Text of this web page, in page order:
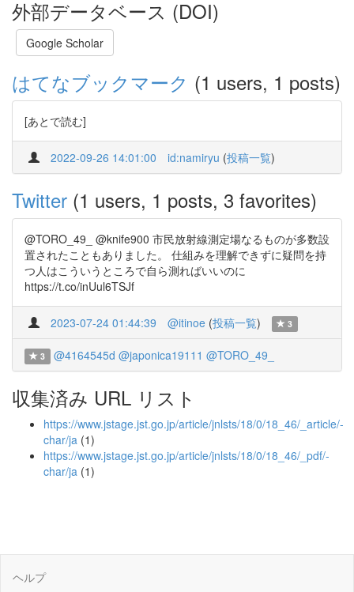
外部データベース (DOI)
Google Scholar
はてなブックマーク (1 users, 1 posts)
[あとで読む]
2022-09-26 14:01:00 id:namiryu (投稿一覧)
Twitter (1 users, 1 posts, 3 favorites)
@TORO_49_ @knife900 市民放射線測定場なるものが多数設
置されたこともありました。 仕組みを理解できずに疑問を持
つ人はこういうところで自ら測ればいいのに
https://t.co/inUul6TSJf
2023-07-24 01:44:39 @itinoe (投稿一覧) 3
3 @4164545d @japonica19111 @TORO_49_
収集済み URL リスト
https://www.jstage.jst.go.jp/article/jnlsts/18/0/18_46/_article/-
char/ja (1)
https://www.jstage.jst.go.jp/article/jnlsts/18/0/18_46/_pdf/-
char/ja (1)
ヘルプ